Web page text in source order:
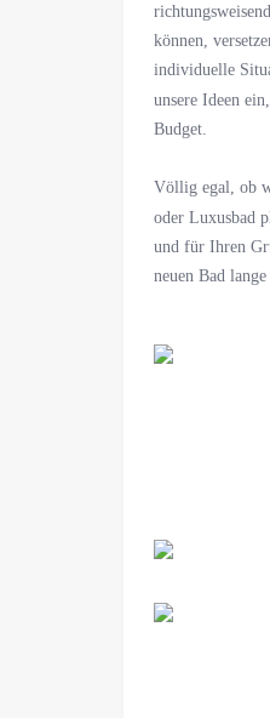
können,
individuelle
unsere Ideen
Budget.
Völlig egal, ob
oder Luxusbad
und für Ihren
neuen Bad